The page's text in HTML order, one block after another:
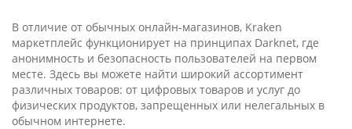
В отличие от обычных онлайн-магазинов, Kra­ken
маркетплейс функционирует на принципах Dark­net, где
анонимность и безопасность пользователей на первом
месте. Здесь вы можете найти широкий ассортимент
различных товаров: от цифровых товаров и услуг до
физических продуктов, запрещенных или нелегальных в
обычном интернете.